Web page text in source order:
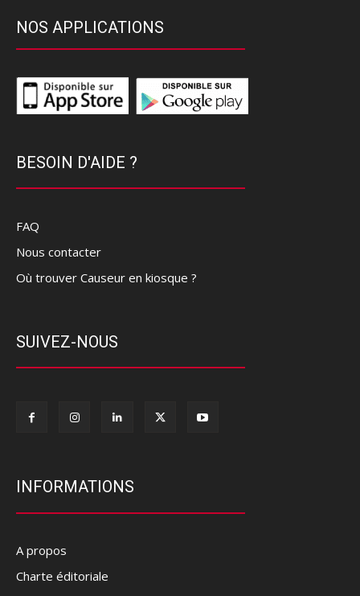
NOS APPLICATIONS
BESOIN D'AIDE ?
FAQ
Nous contacter
Où trouver Causeur en kiosque ?
SUIVEZ-NOUS
INFORMATIONS
A propos
Charte éditoriale